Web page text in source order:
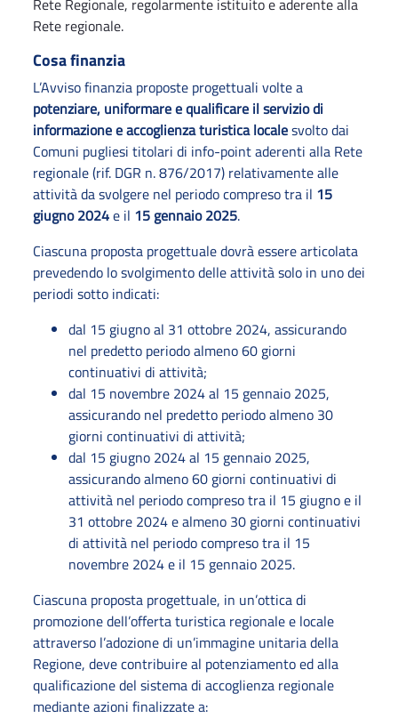
Rete Regionale, regolarmente istituito e aderente alla
Rete regionale.
Cosa finanzia
L’Avviso finanzia proposte progettuali volte a
potenziare, uniformare e qualificare il servizio di
informazione e accoglienza turistica localesvolto dai
Comuni pugliesi titolari di info-point aderenti alla Rete
regionale (rif. DGR n. 876/2017) relativamente alle
attività da svolgere nel periodo compreso tra il 15
giugno 2024e il 15 gennaio 2025.
Ciascuna proposta progettuale dovrà essere articolata
prevedendo lo svolgimento delle attività solo in uno dei
periodi sotto indicati:
dal 15 giugno al 31 ottobre 2024, assicurando
nel predetto periodo almeno 60 giorni
continuativi di attività;
dal 15 novembre 2024 al 15 gennaio 2025,
assicurando nel predetto periodo almeno 30
giorni continuativi di attività;
dal 15 giugno 2024 al 15 gennaio 2025,
assicurando almeno 60 giorni continuativi di
attività nel periodo compreso tra il 15 giugno e il
31 ottobre 2024 e almeno 30 giorni continuativi
di attività nel periodo compreso tra il 15
novembre 2024 e il 15 gennaio 2025.
Ciascuna proposta progettuale, in un’ottica di
promozione dell’offerta turistica regionale e locale
attraverso l’adozione di un’immagine unitaria della
Regione, deve contribuire al potenziamento ed alla
qualificazione del sistema di accoglienza regionale
mediante azioni finalizzate a: